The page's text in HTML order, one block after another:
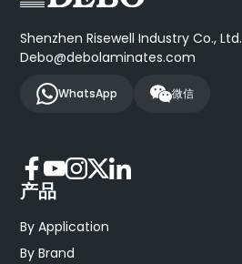
Shenzhen Risewell Industry Co., Ltd.
Debo@debolaminates.com
WhatsApp 微信
产品
By Application
By Brand